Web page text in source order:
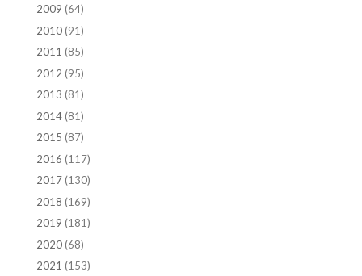
2009 (64)
2010(91)
2011 (85)
2012 (95)
2013 (81)
2014(81)
2015 (87)
2016 (117)
2017(130)
2018 (169)
2019 (181)
2020(68)
2021 (153)